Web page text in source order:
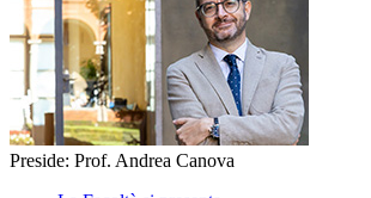
Preside: Prof. Andrea Canova